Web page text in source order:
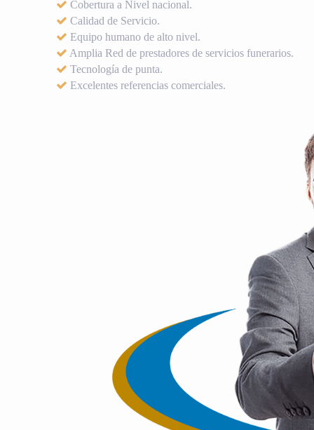
Cobertura a Nivel nacional.
Calidad de Servicio.
Equipo humano de alto nivel.
Amplia Red de prestadores de servicios funerarios.
Tecnología de punta.
Excelentes referencias comerciales.